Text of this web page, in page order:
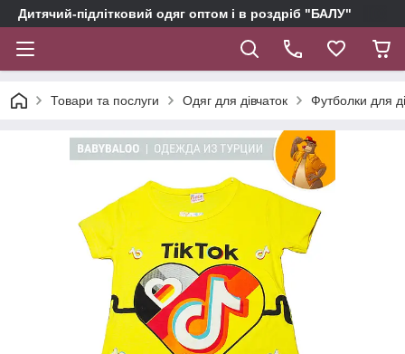
Дитячий-підлітковий одяг оптом і в роздріб "БАЛУ"
Товари та послуги Одяг для дівчаток Футболки для